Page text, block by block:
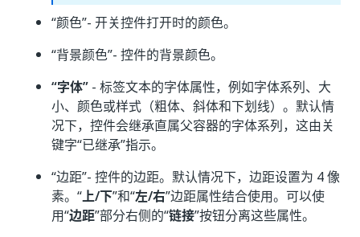
“颜色”- 开关控件打开时的颜色。
“背景颜色”- 控件的背景颜色。
“字体” - 标签文本的字体属性，例如字体系列、大
小、颜色或样式（粗体、斜体和下划线）。默认情
况下，控件会继承直属父容器的字体系列，这由关
键字“已继承”指示。
“边距”- 控件的边距。默认情况下，边距设置为 4 像
素。“上/下”和“左/右”边距属性结合使用。可以使
用“边距”部分右侧的“链接”按钮分离这些属性。